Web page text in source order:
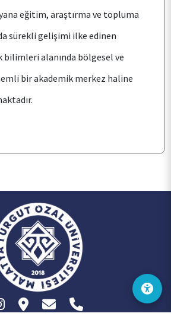
eğitim, araştırma ve topluma
sürekli gelişimi ilke edinen
bilimleri alanında bölgesel ve
bir akademik merkez haline